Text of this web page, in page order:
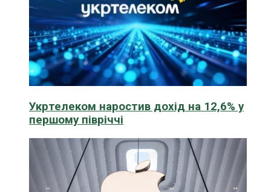
Укртелеком наростив дохід на 12,6% у
першому півріччі